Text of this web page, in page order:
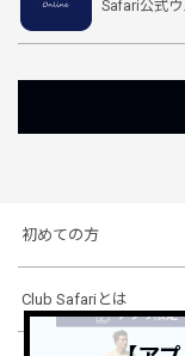
Safari公式
初めての方
Club Safariとは